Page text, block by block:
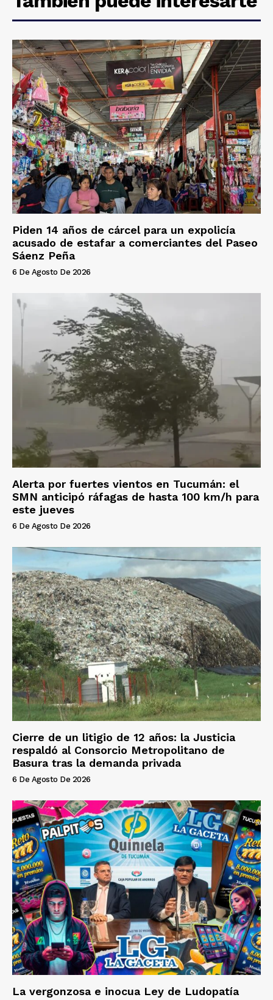
Piden 14 años de cárcel para un expolicía
acusado de estafar a comerciantes del Paseo
Sáenz Peña
6 De Agosto De 2026
Alerta por fuertes vientos en Tucumán: el
SMN anticipó ráfagas de hasta 100 km/h para
este jueves
6 De Agosto De 2026
Cierre de un litigio de 12 años: la Justicia
respaldó al Consorcio Metropolitano de
Basura tras la demanda privada
6 De Agosto De 2026
La vergonzosa e inocua Ley de Ludopatía